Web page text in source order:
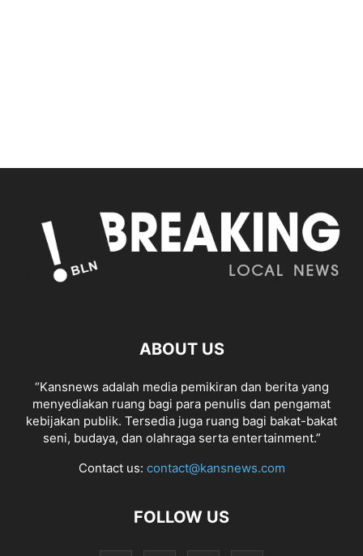
ABOUT US
“Kansnews adalah media pemikiran dan berita yang
menyediakan ruang bagi para penulis dan pengamat
kebijakan publik. Tersedia juga ruang bagi bakat-bakat
seni, budaya, dan olahraga serta entertainment.”
Contact us: contact@kansnews.com
FOLLOW US